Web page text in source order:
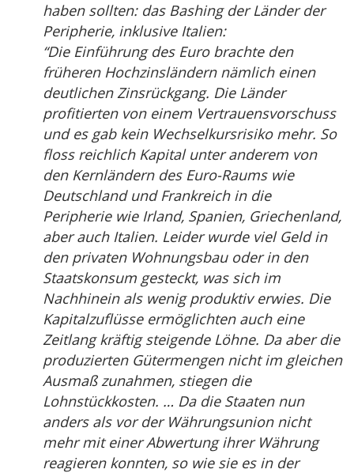
haben sollten: das Bashing der Länder der
Peripherie, inklusive Italien:
“Die Einführung des Euro brachte den
früheren Hochzinsländern nämlich einen
deutlichen Zinsrückgang. Die Länder
profitierten von einem Vertrauensvorschuss
und es gab kein Wechselkursrisiko mehr. So
floss reichlich Kapital unter anderem von
den Kernländern des Euro-Raums wie
Deutschland und Frankreich in die
Peripherie wie Irland, Spanien, Griechenland,
aber auch Italien. Leider wurde viel Geld in
den privaten Wohnungsbau oder in den
Staatskonsum gesteckt, was sich im
Nachhinein als wenig produktiv erwies. Die
Kapitalzuflüsse ermöglichten auch eine
Zeitlang kräftig steigende Löhne. Da aber die
produzierten Gütermengen nicht im gleichen
Ausmaß zunahmen, stiegen die
Lohnstückkosten. … Da die Staaten nun
anders als vor der Währungsunion nicht
mehr mit einer Abwertung ihrer Währung
reagieren konnten, so wie sie es in der